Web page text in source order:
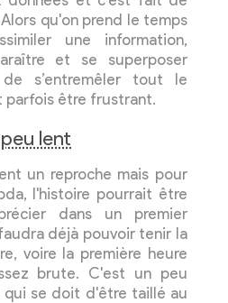
qu'on prend le temps
une information,
et se superposer
s’entremêler tout le
parfois être frustrant.
lent
un reproche mais pour
l'histoire pourrait être
dans un premier
déjà pouvoir tenir la
voire la première heure
brute. C'est un peu
qui se doit d'être taillé au